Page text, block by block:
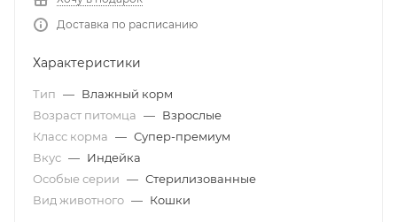
Доставка по расписанию
Характеристики
Тип — Влажный корм
Возраст питомца — Взрослые
Класс корма — Супер-премиум
Вкус — Индейка
Особые серии — Стерилизованные
Вид животного — Кошки